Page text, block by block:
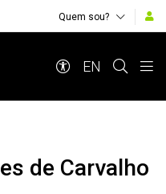
Quem sou?
EN
de Carvalho